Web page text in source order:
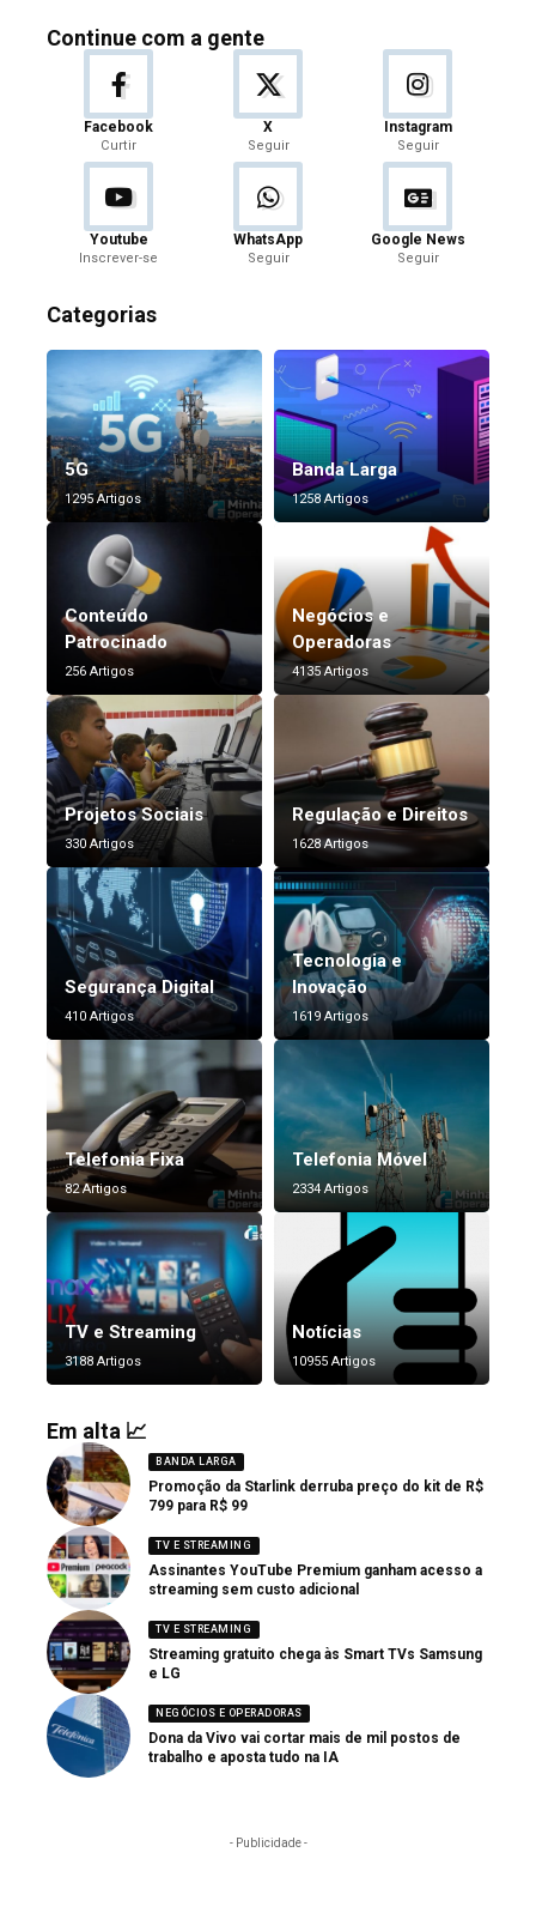
Continue com a gente
Facebook
Curtir
X
Seguir
Instagram
Seguir
Youtube
Inscrever-se
WhatsApp
Seguir
Google News
Seguir
Categorias
5G
1295 Artigos
Banda Larga
1258 Artigos
Conteúdo
Patrocinado
256 Artigos
Negócios e
Operadoras
4135 Artigos
Projetos Sociais
330 Artigos
Regulação e Direitos
1628 Artigos
Segurança Digital
410 Artigos
Tecnologia e
Inovação
1619 Artigos
Telefonia Fixa
82 Artigos
Telefonia Móvel
2334 Artigos
TV e Streaming
3188 Artigos
Notícias
10955 Artigos
Em alta 📈
BANDA LARGA
Promoção da Starlink derruba preço do kit de R$
799 para R$ 99
TV E STREAMING
Assinantes YouTube Premium ganham acesso a
streaming sem custo adicional
TV E STREAMING
Streaming gratuito chega às Smart TVs Samsung
e LG
NEGÓCIOS E OPERADORAS
Dona da Vivo vai cortar mais de mil postos de
trabalho e aposta tudo na IA
- Publicidade -